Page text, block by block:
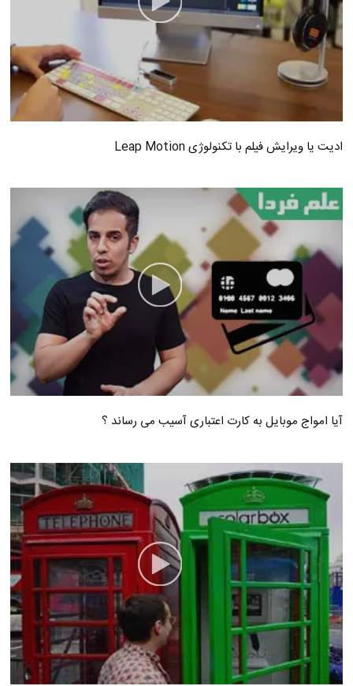
ادیت یا ویرایش فیلم با تکنولوژی Leap Motion
آیا امواج موبایل به کارت اعتباری آسیب می رساند ؟